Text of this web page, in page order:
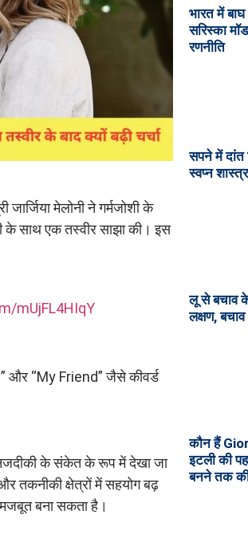
मेलोनी ने गर्मजोशी के
के साथ एक तस्वीर साझा की। इस
mUjFL4HIqY
और “My Friend” जैसे कीवर्ड
नजदीकी के संकेत के रूप में देखा जा
तकनीकी क्षेत्रों में सहयोग बढ़
बना सकता है।
भारत में बाघ
सरिस्का
रणनीति
सपने में दांत
स्वप्न
लू से बचाव
लक्षण,
कौन हैं
इटली की
बनने तक की